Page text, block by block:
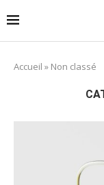
Accueil » Non classé